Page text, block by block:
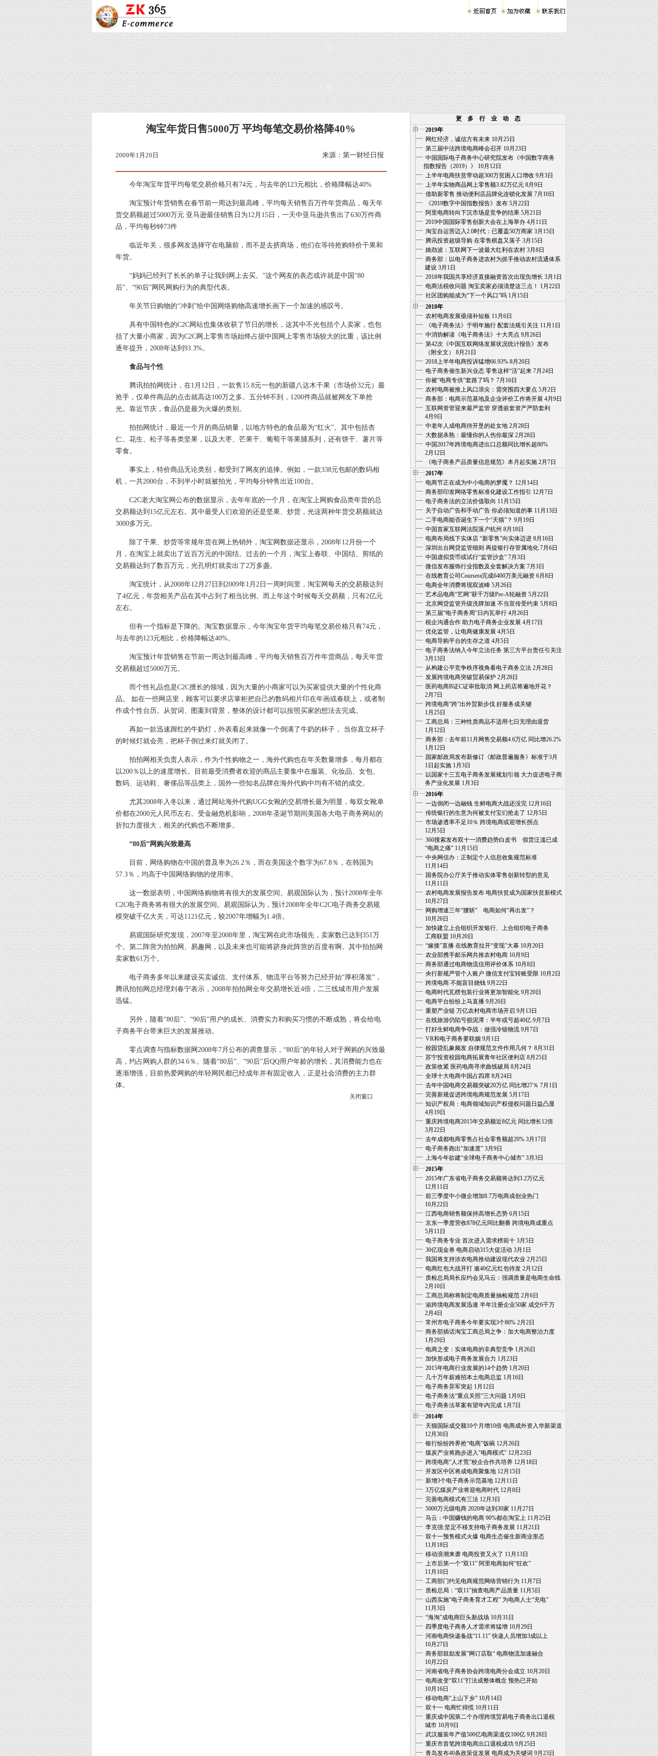
淘宝年货日售5000万 平均每笔交易价格降40%
2009年1月20日 来源：第一财经日报
今年淘宝年货平均每笔交易价格只有74元，与去年的123元相比，价格降幅达40%
淘宝预计年货销售在春节前一周达到最高峰，平均每天销售百万件年货商品，每天年
货交易额超过5000万元 亚马逊最佳销售日为12月15日，一天中亚马逊共售出了630万件商
品，平均每秒钟73件
临近年关，很多网友选择守在电脑前，而不是去挤商场，他们在等待抢购特价干果和
年货。
“妈妈已经列了长长的单子让我到网上去买。”这个网友的表态或许就是中国“80
后”、“90后”网民网购行为的典型代表。
年关节日购物的“冲刺”给中国网络购物高速增长画下一个加速的感叹号。
具有中国特色的C2C网站也集体收获了节日的增长，这其中不光包括个人卖家，也包
括了大量小商家，因为C2C网上零售市场始终占据中国网上零售市场较大的比重，该比例
逐年提升，2008年达到93.3%。
食品与个性
腾讯拍拍网统计，在1月12日，一款售15.8元一包的新疆八达木干果（市场价32元）最
抢手，仅单件商品的点击就高达100万之多。五分钟不到，1200件商品就被网友下单抢
光。靠近节庆，食品仍是最为火爆的类别。
拍拍网统计，最近一个月的商品销量，以地方特色的食品最为“红火”。其中包括杏
仁、花生、松子等各类坚果，以及大枣、芒果干、葡萄干等果脯系列，还有饼干、薯片等
零食。
事实上，特价商品无论类别，都受到了网友的追捧。例如，一款338元包邮的数码相
机，一共2000台，不到半小时就被拍光，平均每分钟售出近100台。
C2C老大淘宝网公布的数据显示，去年年底的一个月，在淘宝上网购食品类年货的总
交易额达到15亿元左右。其中最受人们欢迎的还是坚果、炒货，光这两种年货交易额就达
3000多万元。
除了干果、炒货等常规年货在网上热销外，淘宝网数据还显示，2008年12月份一个
月，在淘宝上就卖出了近百万元的中国结。过去的一个月，淘宝上春联、中国结、剪纸的
交易额达到了数百万元，光孔明灯就卖出了2万多盏。
淘宝统计，从2008年12月27日到2009年1月2日一周时间里，淘宝网每天的交易额达到
了4亿元，年货相关产品在其中占到了相当比例。而上年这个时候每天交易额，只有2亿元
左右。
但有一个指标是下降的。淘宝数据显示，今年淘宝年货平均每笔交易价格只有74元，
与去年的123元相比，价格降幅达40%。
淘宝预计年货销售在节前一周达到最高峰，平均每天销售百万件年货商品，每天年货
交易额超过5000万元。
而个性礼品也是C2C擅长的领域，因为大量的小商家可以为买家提供大量的个性化商
品。 如在一些网店里，顾客可以要求店掌柜把自己的数码相片印在年画或春联上，或者制
作成个性台历。从贺词、图案到背景，整体的设计都可以按照买家的想法去完成。
再如一款迅速蹿红的牛奶灯，外表看起来就像一个倒满了牛奶的杯子， 当你直立杯子
的时候灯就会亮，把杯子倒过来灯就关闭了。
拍拍网相关负责人表示，作为个性购物之一，海外代购也在年关数量增多，每月都在
以200％以上的速度增长。目前最受消费者欢迎的商品主要集中在服装、化妆品、女包、
数码、运动鞋、奢侈品等品类上，国外一些知名品牌在海外代购中均有不错的成交。
尤其2008年入冬以来，通过网站海外代购UGG女靴的交易增长最为明显，每双女靴单
价都在2000元人民币左右。受金融危机影响，2008年圣诞节期间美国各大电子商务网站的
折扣力度很大，相关的代购也不断增多。
“80后”网购兴致最高
目前，网络购物在中国的普及率为26.2％，而在美国这个数字为67.8％，在韩国为
57.3％，均高于中国网络购物的使用率。
这一数据表明，中国网络购物将有很大的发展空间。易观国际认为，预计2008年全年
C2C电子商务将有很大的发展空间。易观国际认为，预计2008年全年C2C电子商务交易规
模突破千亿大关，可达1121亿元，较2007年增幅为1.4倍。
易观国际研究发现，2007年至2008年里，淘宝网在此市场领先，卖家数已达到351万
个。第二阵营为拍拍网、易趣网，以及未来也可能将跻身此阵营的百度有啊。其中拍拍网
卖家数61万个。
电子商务多年以来建设买卖诚信、支付体系、物流平台等努力已经开始“厚积薄发”，
腾讯拍拍网总经理刘春宁表示，2008年拍拍网全年交易增长近4倍，二三线城市用户发展
迅猛。
另外，随着“80后”、“90后”用户的成长、消费实力和购买习惯的不断成熟，将会给电
子商务平台带来巨大的发展推动。
零点调查与指标数据网2008年7月公布的调查显示，“80后”的年轻人对于网购的兴致最
高，约占网购人群的34.6％。随着“80后”、“90后”后QQ用户年龄的增长，其消费能力也在
逐渐增强，目前热爱网购的年轻网民都已经成年并有固定收入，正是社会消费的主力群
体。
关闭窗口
更 多 行 业 动 态
2019年
网红经济，诚信方有未来 10月25日
第三届中法跨境电商峰会召开 10月23日
中国国际电子商务中心研究院发布《中国数字商务
指数报告（2019）》 10月12日
上半年电商扶贫带动超300万贫困人口增收 9月3日
上半年实物商品网上零售额3.82万亿元 8月9日
借助新零售 推动便利店品牌化连锁化发展 7月10日
《2019数字中国指数报告》发布 5月22日
阿里电商转向下沉市场是竞争的结果 5月21日
2019中国国际零售创新大会在上海举办 4月11日
淘宝自运营迈入2.0时代：已覆盖50万商家 3月15日
腾讯投资超级导购 在零售棋盘又落子 3月15日
姚劲波：互联网下一波最大红利在农村 3月8日
商务部：以电子商务进农村为抓手推动农村流通体系
建设 3月1日
2018年我国共享经济直接融资首次出现负增长 3月1日
电商法税收问题 淘宝卖家必须清楚这三点！ 1月22日
社区团购能成为“下一个风口”吗 1月15日
2018年
农村电商发展亟须补短板 11月6日
《电子商务法》于明年施行 配套法规引关注 11月1日
中消协解读《电子商务法》十大亮点 9月26日
第42次《中国互联网络发展状况统计报告》发布
（附全文） 8月21日
2018上半年电商投诉猛增66.93% 8月20日
电子商务催生新兴业态 零售这样“活”起来 7月24日
你被“电商专供”套路了吗？ 7月16日
农村电商被推上风口浪尖：需突围四大要点 5月2日
商务部：电商示范基地及企业评价工作将开展 4月9日
互联网资管迎来最严监管 穿透嵌套资产严防套利
4月9日
中老年人成电商待开垦的处女地 2月28日
大数据杀熟：最懂你的人伤你最深 2月28日
中国2017年跨境电商进出口总额同比增长超80%
2月12日
《电子商务产品质量信息规范》本月起实施 2月7日
2017年
电商节正在成为中小电商的梦魇？ 12月14日
商务部印发网络零售标准化建设工作指引 12月7日
电子商务法的立法价值取向 11月15日
关于自动广告和手动广告 你必须知道的事 11月13日
二手电商能否诞生下一个“天猫”？ 9月19日
中国首家互联网法院落户杭州 8月18日
电商布局线下实体店 “新零售”向实体迈进 8月16日
深圳出台网贷监管细则 再提银行存管属地化 7月6日
中国虚拟货币或试行“监管沙盒” 7月3日
微信发布服饰行业指数及全套解决方案 7月3日
在线教育公司Coursera完成6400万美元融资 6月8日
电商全年消费将现双波峰 5月26日
艺术品电商“艺网”获千万级Pre-A轮融资 5月22日
北京网贷监管升级洗牌加速 不当宣传受约束 5月8日
第三届“电子商务周”日内瓦举行 4月26日
税企沟通合作 助力电子商务企业发展 4月17日
优化监管，让电商健康发展 4月5日
电商导购平台的生存之道 4月5日
电子商务法纳入今年立法任务 第三方平台责任引关注
3月13日
从构建公平竞争秩序视角看电子商务立法 2月28日
发展跨境电商突破贸易保护 2月28日
医药电商B证C证审批取消 网上药店将遍地开花？
2月7日
跨境电商“跨”出外贸新步伐 好服务成关键
1月25日
工商总局：三种性质商品不适用七日无理由退货
1月12日
商务部：去年前11月网售交易额4.6万亿 同比增26.2%
1月12日
国家邮政局发布新修订《邮政普遍服务》标准于3月
1日起实施 1月3日
以国家十三五电子商务发展规划引领 大力促进电子商
务产业化发展 1月3日
2016年
一边倒闭一边融钱 生鲜电商大战还没完 12月16日
传统银行的生意为何被支付宝们抢走了 12月5日
市场渗透率不足10％ 跨境电商或迎增长拐点
12月5日
360搜索发布双十一消费趋势白皮书 假货泛滥已成
“电商之痛” 11月15日
中央网信办：正制定个人信息收集规范标准
11月14日
国务院办公厅关于推动实体零售创新转型的意见
11月11日
农村电商发展报告发布 电商扶贫成为国家扶贫新模式
10月27日
网购增速三年“腰斩” 电商如何“再出发”？
10月26日
加快建立上合组织开发银行、上合组织电子商务
工商联盟 10月20日
“嫁接”直播 在线教育拉开“变现”大幕 10月20日
农业部携手邮乐网共推农村电商 10月9日
商务部通过电商物流信用评价体系 10月8日
央行新规严管个人账户 微信支付宝转账受限 10月2日
跨境电商 不能盲目烧钱 9月22日
电商时代瓦楞包装行业将更加智能化 9月20日
电商平台纷纷上马直播 9月20日
重塑产业链 万亿农村电商市场开启 9月13日
在线旅游仍陷亏损泥潭：半年或亏超40亿 9月7日
打好生鲜电商争夺战：做强冷链物流 9月7日
VR和电子商务要联姻 9月1日
校园贷乱象频发 自律规范文件作用几何？ 8月31日
苏宁投资校园电商拓展青年社区便利店 8月25日
政策收紧 医药电商寻求曲线破局 8月24日
全球十大电商中国占四席 8月24日
去年中国电商交易额突破20万亿 同比增27％ 7月1日
完善新规促进跨境电商规范发展 5月17日
知识产权局：电商领域知识产权侵权问题日益凸显
4月19日
重庆跨境电商2015年交易额近8亿元 同比增长12倍
3月22日
去年成都电商零售占社会零售额超20% 3月17日
电子商务跑出“加速度” 3月9日
上海今年欲建“全球电子商务中心城市” 3月3日
2015年
2015年广东省电子商务交易额将达到3.2万亿元
12月11日
前三季度中小微企增加8.7万电商成创业热门
10月22日
江西电商销售额保持高增长态势 6月15日
京东一季度营收878亿元同比翻番 跨境电商成重点
5月11日
电子商务专业 首次进入需求榜前十 3月5日
30亿现金券 电商启动315大促活动 3月1日
我国将支持涉农电商推动建设现代农业 2月25日
电商红包大战开打 逾40亿元红包待发 2月12日
质检总局局长应约会见马云：强调质量是电商生命线
2月10日
工商总局称将制定电商质量抽检规范 2月6日
渝跨境电商发展迅速 半年注册企业50家 成交6千万
2月4日
常州市电子商务今年要实现3个80% 2月2日
商务部插话淘宝工商总局之争：加大电商整治力度
1月29日
电商之变：实体电商的非典型竞争 1月26日
加快形成电子商务发展合力 1月23日
2015年电商行业发展的14个趋势 1月20日
几十万年薪难招本土电商总监 1月16日
电子商务异军突起 1月12日
电子商务法“重点关照”三大问题 1月9日
电子商务法草案有望年内完成 1月7日
2014年
天猫国际成交额10个月增10倍 电商成外资入华新渠道
12月30日
银行纷纷跨界抢“电商”饭碗 12月26日
煤炭产业将跑步进入"电商模式" 12月23日
跨境电商“人才荒”校企合作共培养 12月18日
开发区中区将成电商聚集地 12月15日
新增3个电子商务示范基地 12月11日
3万亿煤炭产业将迎电商时代 12月8日
完善电商模式有三法 12月3日
5000万元级电商 2020年达到30家 11月27日
马云：中国赚钱的电商 90%都在淘宝上 11月25日
李克强:坚定不移支持电子商务发展 11月21日
双十一预售模式火爆 电商生态催生新商业形态
11月18日
移动浪潮来袭 电商投资又火了 11月13日
上市后第一个“双11” 阿里电商如何“狂欢”
11月10日
工商部门约见电商规范网络营销行为 11月7日
质检总局：“双11”抽查电商产品质量 11月5日
山西实施“电子商务育才工程” 为电商人士“充电”
11月3日
“海淘”成电商巨头新战场 10月31日
四季度电子商务人才需求将猛增 10月29日
河南电商快递备战“11.11” 快递人员增加3成以上
10月27日
商务部鼓励发展”网订店取“ 电商物流加速融合
10月22日
河南省电子商务协会跨境电商分会成立 10月20日
电商改变“双11”打法成整体概念 预热已开始
10月16日
移动电商“上山下乡” 10月14日
双十一 电商忙得慌 10月11日
重庆成中国第二个办理跨境贸易电子商务出口退税
城市 10月9日
武汉服装年产值500亿电商渠道仅100亿 9月28日
重庆市首笔跨境电商出口退税成功 9月25日
青岛发布40条政策促发展 电商成为关键词 9月23日